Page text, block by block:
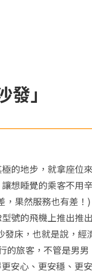
」
的地步，就拿座位
想睡覺的乘客不用
果然服務也有差
號的飛機上推出推
床，也就是說，
的旅客，不管是男
安心、更安穩、更